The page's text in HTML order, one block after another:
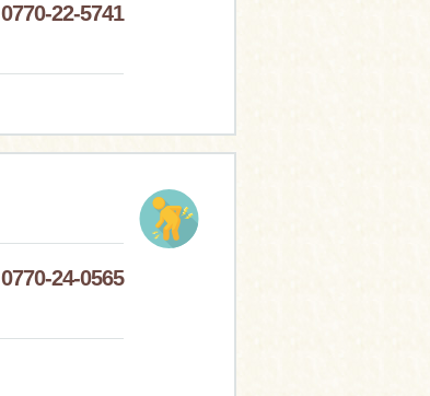
0770-22-5741
0770-24-0565